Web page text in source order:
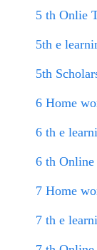
5 th Onlie
5th e
5th
6 Home
6 th e
6 th Online
7 Home
7 th e